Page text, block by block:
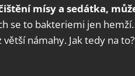
mísy a sedátka,
se to bakteriemi jen
námahy. Jak tedy na to?